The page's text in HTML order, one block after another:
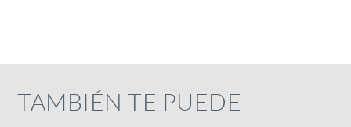
TAMBIÉN TE PUEDE